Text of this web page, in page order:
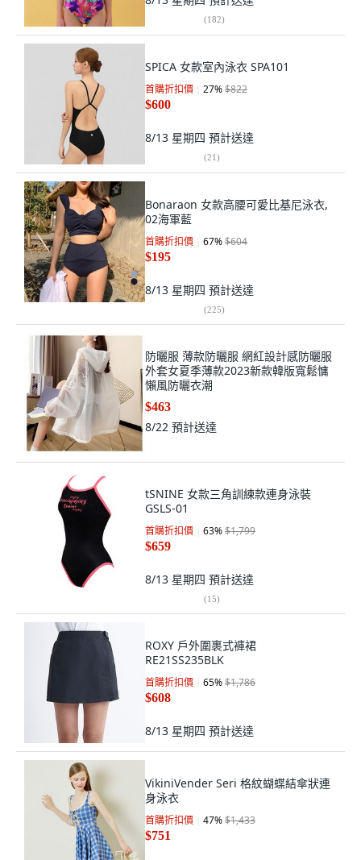
(182)
SPICA 女款室內泳衣 SPA101
首購折扣價 27%$822
$600
8/13 星期四 預計送達
(21)
Bonaraon 女款高腰可愛比基尼泳衣,
02海軍藍
首購折扣價 67%$604
$195
8/13 星期四 預計送達
(225)
防曬服 薄款防曬服 網紅設計感防曬服
外套女夏季薄款2023新款韓版寬鬆慵
懶風防曬衣潮
$463
8/22 預計送達
tSNINE 女款三角訓練款連身泳裝
GSLS-01
首購折扣價 63%$1,799
$659
8/13 星期四 預計送達
(15)
ROXY 戶外圍裹式褲裙
RE21SS235BLK
首購折扣價 65%$1,786
$608
8/13 星期四 預計送達
VikiniVender Seri 格紋蝴蝶結傘狀連
身泳衣
首購折扣價 47%$1,433
$751